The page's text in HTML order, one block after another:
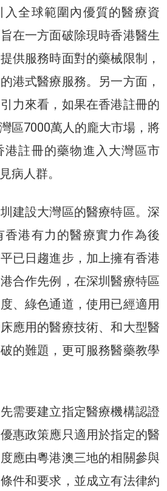
入全球範圍內優質的醫療資
在一方面破除現時香港醫生
供服務時面對的藥械限制，
港式醫療服務。另一方面，
力來看，如果在香港註冊的
區7000萬人的龐大市場，將
港註冊的藥物進入大灣區市
病人群。
建設大灣區的醫療特區。深
香港有力的醫療實力作為後
已日趨進步，加上擁有香港
合作先例，在深圳醫療特區
、綠色通道，使用已經適用
應用的醫療技術、和大型醫
的難題，更可服務醫藥教學
需要建立指定醫療機構認證
惠政策應只適用於指定的醫
應由粵港澳三地的相關參與
件和要求，並成立有法律約